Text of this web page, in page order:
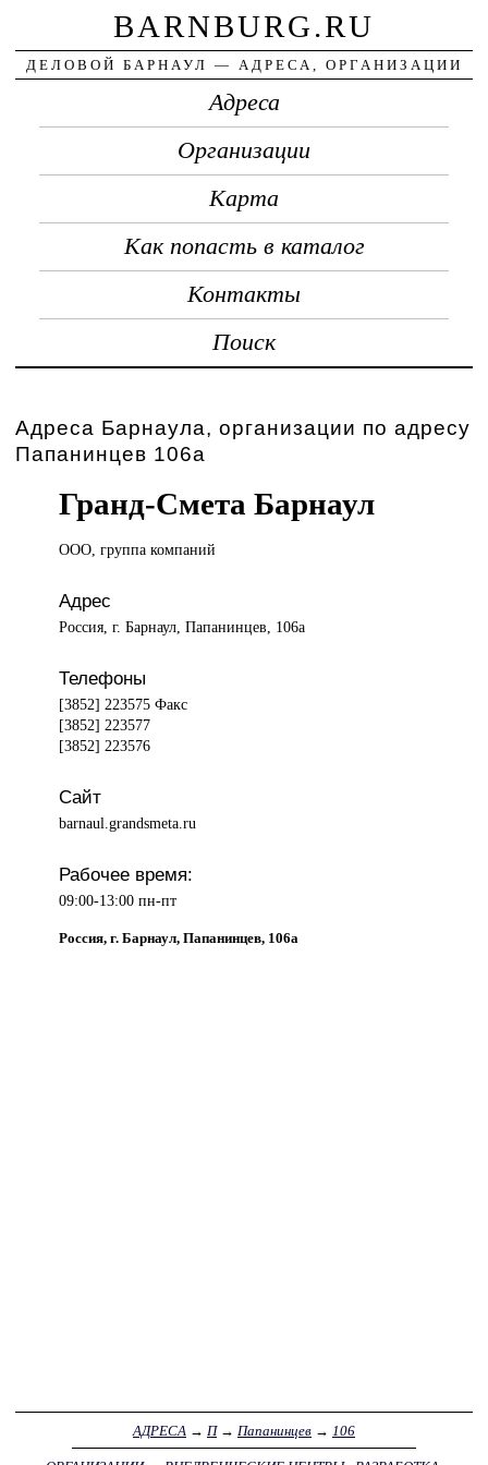
BARNBURG.RU
ДЕЛОВОЙ БАРНАУЛ — АДРЕСА, ОРГАНИЗАЦИИ
Адреса
Организации
Карта
Как попасть в каталог
Контакты
Поиск
Адреса Барнаула, организации по адресу
Папанинцев 106а
Гранд-Смета Барнаул
ООО, группакомпаний
Адрес
Россия, г. Барнаул, Папанинцев, 106а
Телефоны
[3852] 223575 Факс
[3852] 223577
[3852] 223576
Сайт
barnaul.grandsmeta.ru
Рабочее время:
09:00-13:00 пн-пт
Россия, г. Барнаул, Папанинцев, 106а
АДРЕСА → П→ Папанинцев → 106